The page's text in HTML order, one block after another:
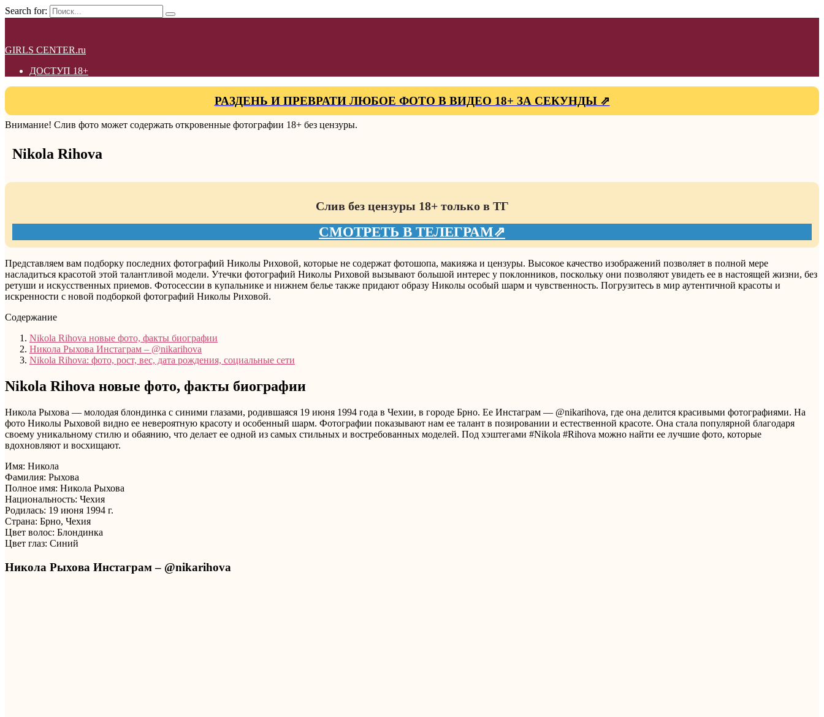
Search for:
GIRLS CENTER.ru
ДОСТУП 18+
РАЗДЕНЬ И ПРЕВРАТИ ЛЮБОЕ ФОТО В ВИДЕО 18+ ЗА СЕКУНДЫ ⇗
Внимание! Слив фото может содержать откровенные фотографии 18+ без цензуры.
Nikola Rihova
Слив без цензуры 18+ только в ТГ
СМОТРЕТЬ В ТЕЛЕГРАМ⇗
Представляем вам подборку последних фотографий Николы Риховой, которые не содержат фотошопа, макияжа и цензуры. Высокое качество изображений позволяет в полной мере
насладиться красотой этой талантливой модели. Утечки фотографий Николы Риховой вызывают большой интерес у поклонников, поскольку они позволяют увидеть ее в настоящей жизни, без
ретуши и искусственных приемов. Фотосессии в купальнике и нижнем белье также придают образу Николы особый шарм и чувственность. Погрузитесь в мир аутентичной красоты и
искренности с новой подборкой фотографий Николы Риховой.
Содержание
Nikola Rihova новые фото, факты биографии
Никола Рыхова Инстаграм – @nikarihova
Nikola Rihova: фото, рост, вес, дата рождения, социальные сети
Nikola Rihova новые фото, факты биографии
Никола Рыхова — молодая блондинка с синими глазами, родившаяся 19 июня 1994 года в Чехии, в городе Брно. Ее Инстаграм — @nikarihova, где она делится красивыми фотографиями. На
фото Николы Рыховой видно ее невероятную красоту и особенный шарм. Фотографии показывают нам ее талант в позировании и естественной красоте. Она стала популярной благодаря
своему уникальному стилю и обаянию, что делает ее одной из самых стильных и востребованных моделей. Под хэштегами #Nikola #Rihova можно найти ее лучшие фото, которые
вдохновляют и восхищают.
Имя: Никола
Фамилия: Рыхова
Полное имя: Никола Рыхова
Национальность: Чехия
Родилась: 19 июня 1994 г.
Страна: Брно, Чехия
Цвет волос: Блондинка
Цвет глаз: Синий
Никола Рыхова Инстаграм – @nikarihova